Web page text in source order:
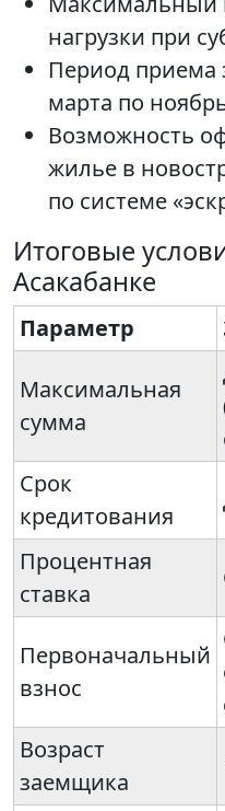
нагрузки при
Период приема
марта по
Возможность
жилье в
по системе
Итоговые
Асакабанке
Параметр
Максимальная
сумма
Срок
кредитования
Процентная
ставка
Первоначальный
взнос
Возраст
заемщика